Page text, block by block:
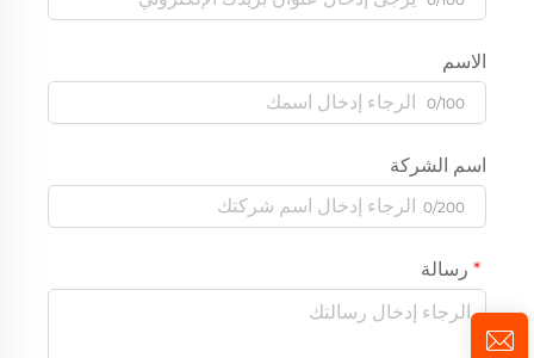
الاسم
0/100
اسم الشركة
0/200
رسالة